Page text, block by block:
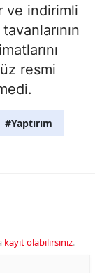
ve indirimli
resmi
#Yaptırım
kayıt olabilirsiniz.